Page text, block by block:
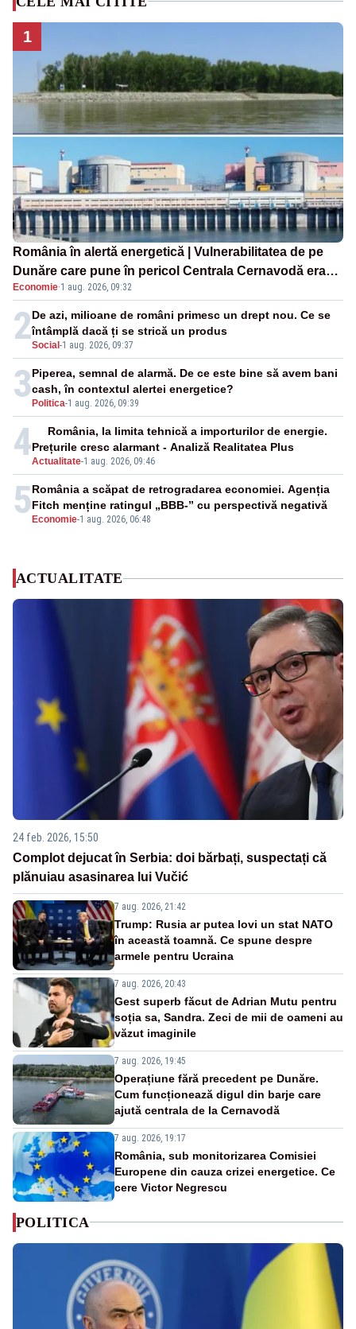
1
România în alertă energetică | Vulnerabilitatea de pe
Dunăre care pune în pericol Centrala Cernavodă era
cunoscută de pe vremea lui Ceaușescu
Economie·1 aug. 2026, 09:32
2Social -1 aug. 2026, 09:37
De azi, milioane de români primesc un drept nou. Ce se
întâmplă dacă ți se strică un produs
3 Politica-1 aug. 2026, 09:39
Piperea, semnal de alarmă. De ce este bine să avem bani
cash, în contextul alertei energetice?
4Actualitate-1 aug. 2026, 09:46
România, la limita tehnică a importurilor de energie.
Prețurile cresc alarmant - Analiză Realitatea Plus
5 Economie-1 aug. 2026, 06:48
România a scăpat de retrogradarea economiei. Agenția
Fitch menține ratingul „BBB-” cu perspectivă negativă
ACTUALITATE
24 feb. 2026, 15:50
Complot dejucat în Serbia: doi bărbați, suspectați că
plănuiau asasinarea lui Vučić
7 aug. 2026, 21:42
Trump: Rusia ar putea lovi un stat NATO
în această toamnă. Ce spune despre
armele pentru Ucraina
7 aug. 2026, 20:43
Gest superb făcut de Adrian Mutu pentru
soția sa, Sandra. Zeci de mii de oameni au
văzut imaginile
7 aug. 2026, 19:45
Operațiune fără precedent pe Dunăre.
Cum funcționează digul din barje care
ajută centrala de la Cernavodă
7 aug. 2026, 19:17
România, sub monitorizarea Comisiei
Europene din cauza crizei energetice. Ce
cere Victor Negrescu
POLITICA